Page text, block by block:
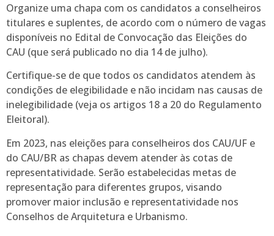
Organize uma chapa com os candidatos a conselheiros
titulares e suplentes, de acordo com o número de vagas
disponíveis no Edital de Convocação das Eleições do
CAU (que será publicado no dia 14 de julho).
Certifique-se de que todos os candidatos atendem às
condições de elegibilidade e não incidam nas causas de
inelegibilidade (veja os artigos 18 a 20 do Regulamento
Eleitoral).
Em 2023, nas eleições para conselheiros dos CAU/UF e
do CAU/BR as chapas devem atender às cotas de
representatividade. Serão estabelecidas metas de
representação para diferentes grupos, visando
promover maior inclusão e representatividade nos
Conselhos de Arquitetura e Urbanismo.